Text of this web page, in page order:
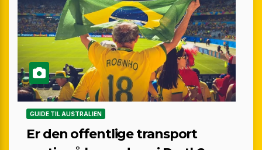
GUIDE TIL AUSTRALIEN
Er den offentlige transport